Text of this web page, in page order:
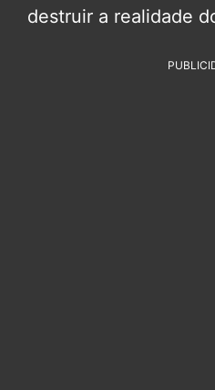
destruir a realidade